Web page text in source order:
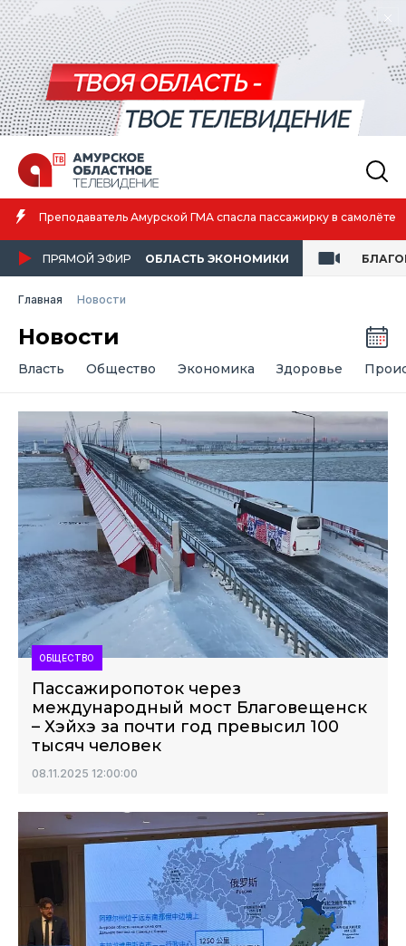
Амурская спортсменка выиграла первенство России по лёгкой
атлетике
ПРЯМОЙ ЭФИР ОБЛАСТЬ ЭКОНОМИКИ
Главная Новости
Новости
Власть Общество Экономика Здоровье
ОБЩЕСТВО
Пассажиропоток через
международный мост Благовещенск
– Хэйхэ за почти год превысил 100
тысяч человек
08.11.2025 12:00:00